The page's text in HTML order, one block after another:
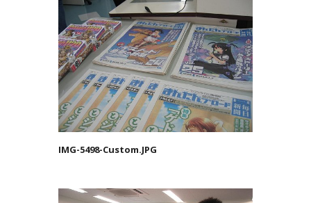
IMG-5498-Custom.JPG